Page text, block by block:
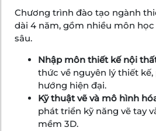
Chương trình đào tạo ngành
dài 4 năm, gồm nhiều môn học
sâu.
Nhập môn thiết kế nội
thức về nguyên lý thiết
hướng hiện đại.
Kỹ thuật vẽ và mô hình
phát triển kỹ năng vẽ tay
mềm 3D.